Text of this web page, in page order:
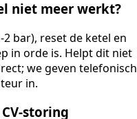
niet meer werkt?
bar), reset de ketel en
in orde is. Helpt dit niet
we geven telefonisch
in.
storing